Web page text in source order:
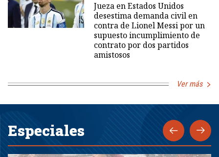
Jueza en Estados Unidos
desestima demanda civil en
contra de Lionel Messi por un
supuesto incumplimiento de
contrato por dos partidos
amistosos
Ver más
Especiales